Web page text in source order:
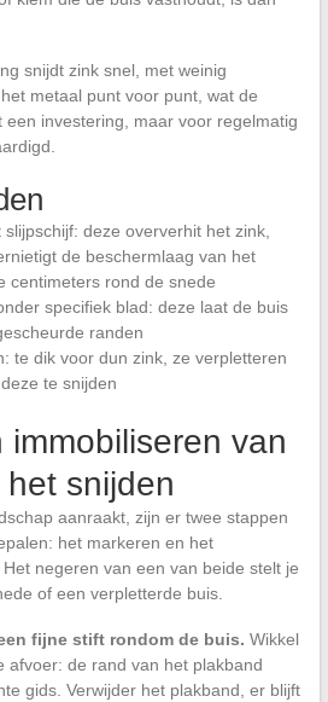
snijdt zink snel, met weinig
metaal punt voor punt, wat de
investering, maar voor regelmatig
deze oververhit het zink,
de beschermlaag van het
centimeters rond de snede
specifiek blad: deze laat de buis
randen
te dik voor dun zink, ze verpletteren
te snijden
immobiliseren van
snijden
aanraakt, zijn er twee stappen
het markeren en het
negeren van een van beide stelt je
of een verpletterde buis.
fijne stift rondom de buis. Wikkel
afvoer: de rand van het plakband
gids. Verwijder het plakband, er blijft